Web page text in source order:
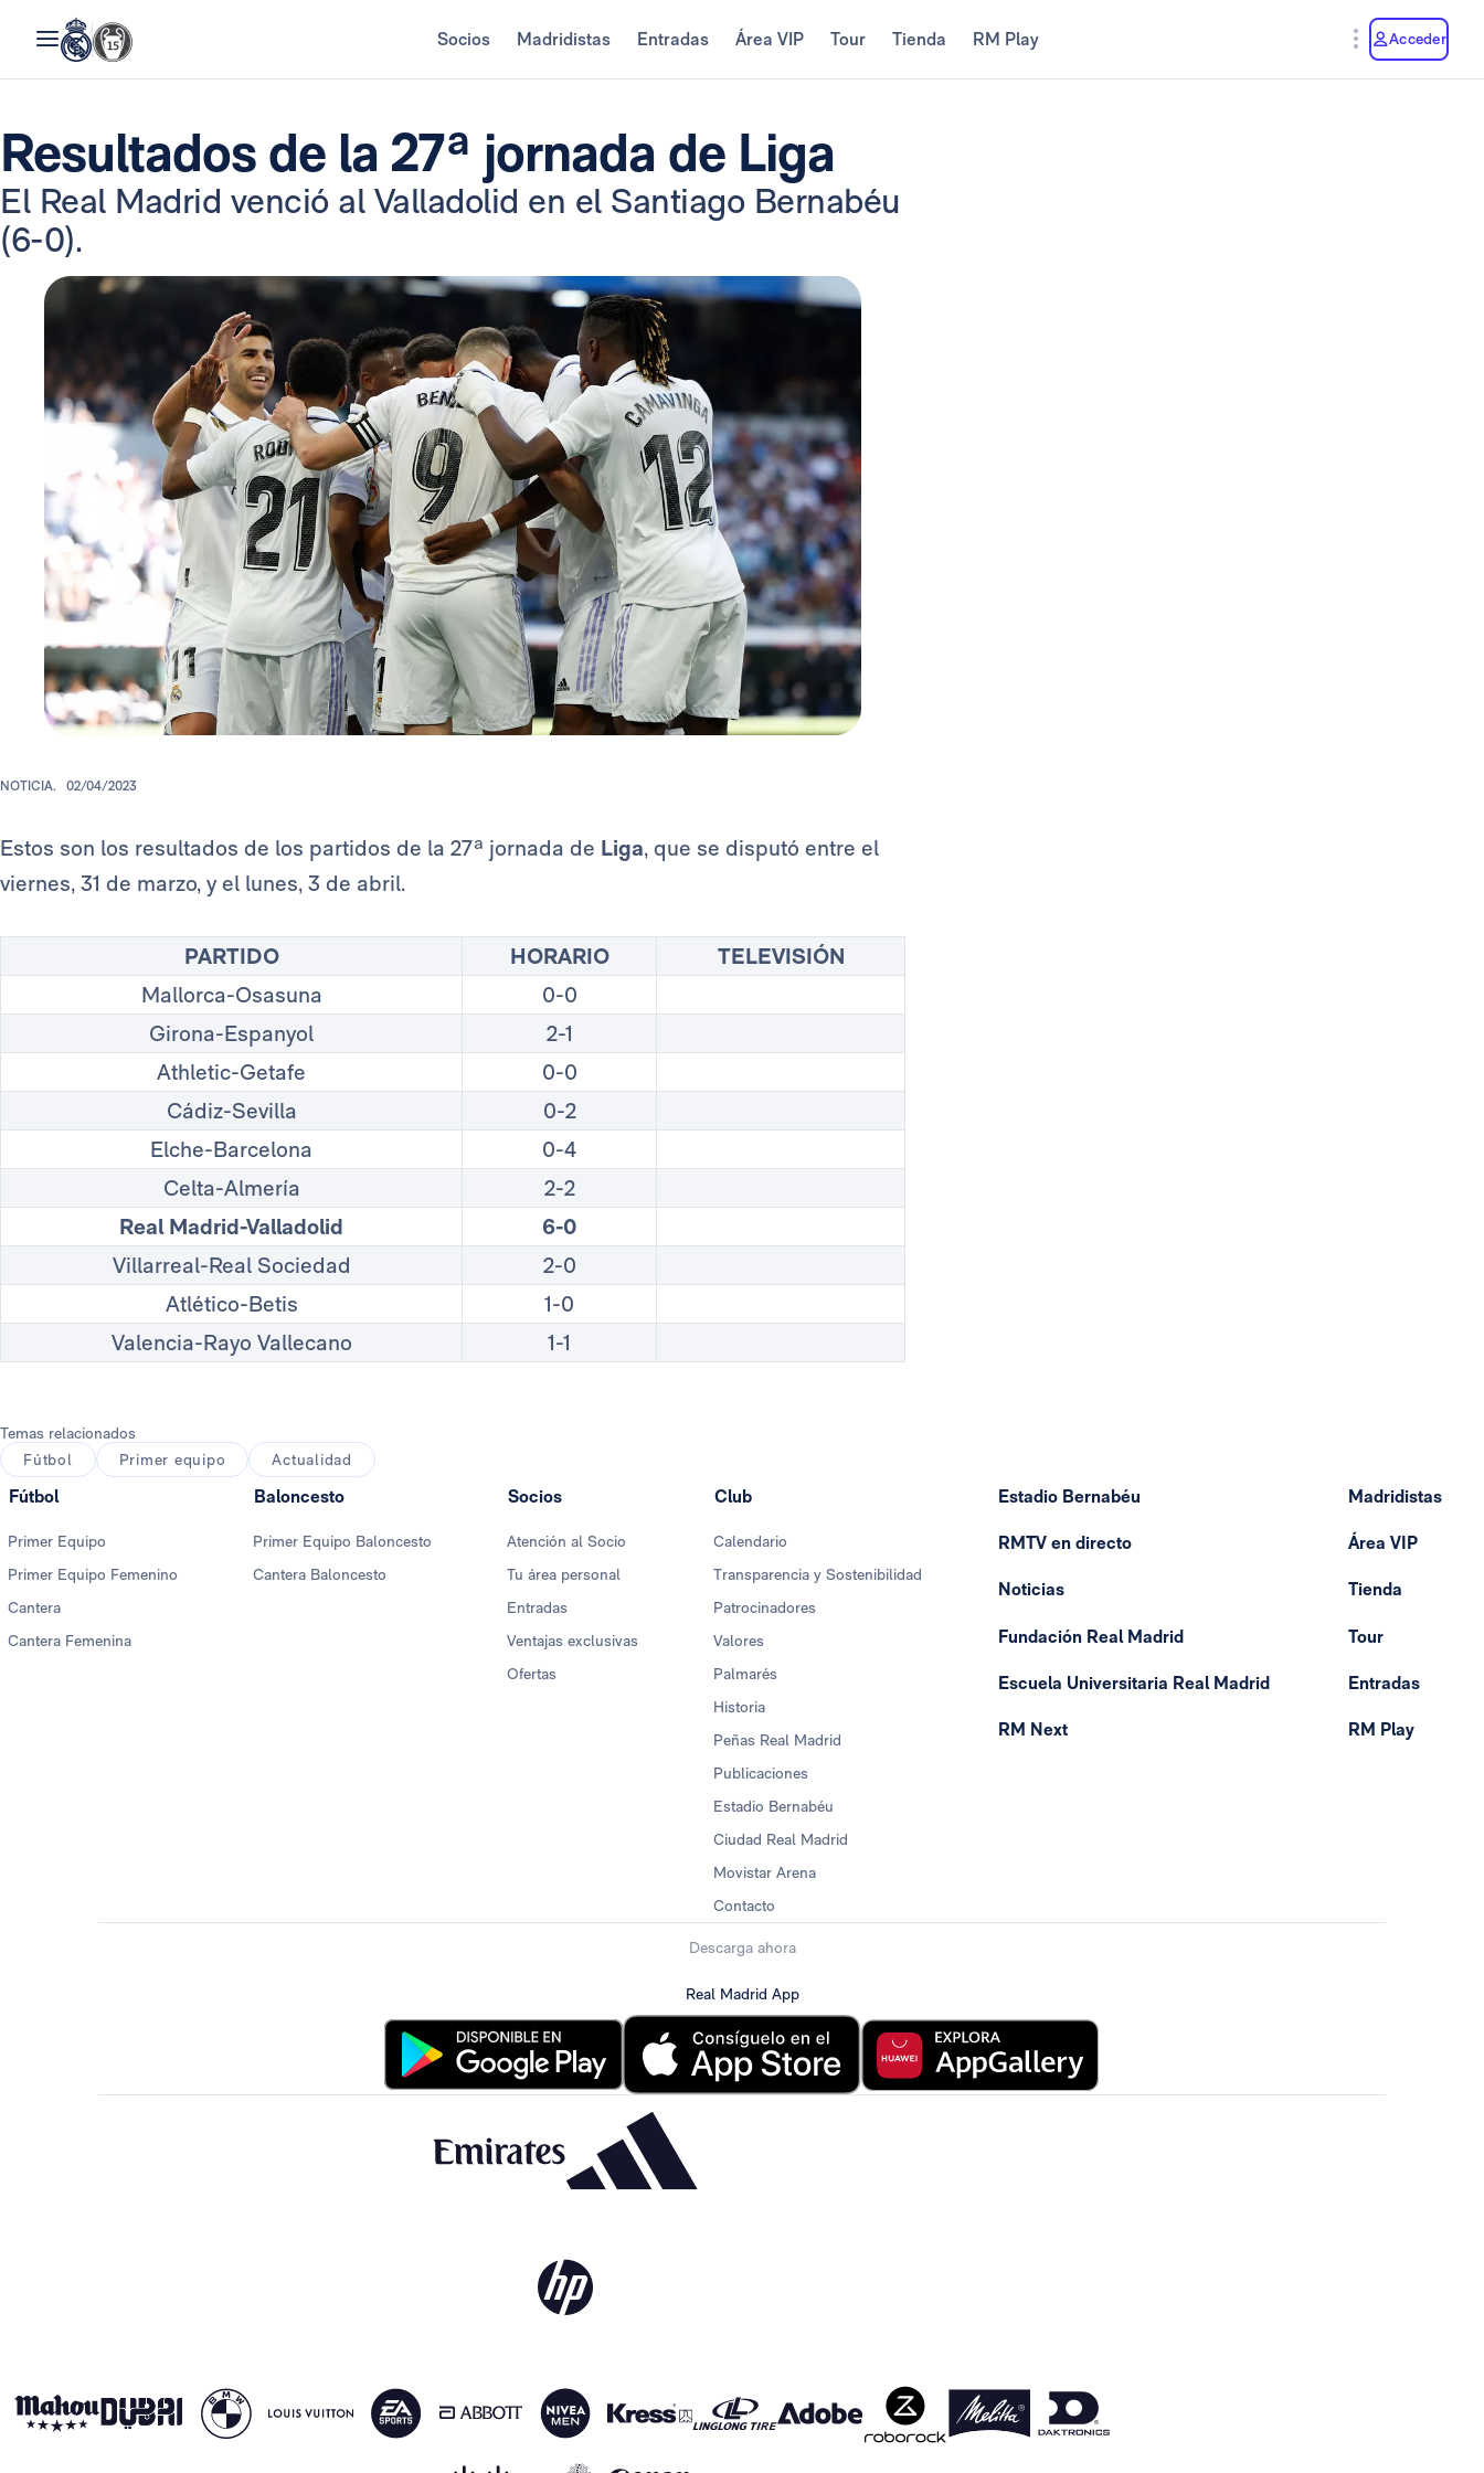
Socios Madridistas Entradas Área VIP Tour Tienda RM Play Acceder
Resultados de la 27ª jornada de Liga
El Real Madrid venció al Valladolid en el Santiago Bernabéu
(6-0).
NOTICIA. 02/04/2023
Estos son los resultados de los partidos de la 27ª jornada de Liga, que se disputó entre el
viernes, 31 de marzo, y el lunes, 3 de abril.
PARTIDO HORARIO
TELEVISIÓN
Mallorca-Osasuna
0-0
Girona-Espanyol
2-1
Athletic-Getafe
0-0
Cádiz-Sevilla
0-2
Elche-Barcelona
0-4
Celta-Almería
2-2
Real Madrid-Valladolid
6-0
Villarreal-Real Sociedad
2-0
Atlético-Betis
1-0
Valencia-Rayo Vallecano
1-1
Temas relacionados
Fútbol
Primer equipo Actualidad
Fútbol
Primer Equipo
Primer Equipo Femenino
Cantera
Cantera Femenina
Baloncesto
Primer Equipo Baloncesto
Cantera Baloncesto
Socios
Atención al Socio
Tu área personal
Entradas
Ventajas exclusivas
Ofertas
Club
Calendario
Transparencia y Sostenibilidad
Patrocinadores
Valores
Palmarés
Historia
Peñas Real Madrid
Publicaciones
Estadio Bernabéu
Ciudad Real Madrid
Movistar Arena
Contacto
Estadio Bernabéu
RMTV en directo
Noticias
Fundación Real Madrid
Escuela Universitaria Real Madrid
RM Next
Madridistas
Área VIP
Tienda
Tour
Entradas
RM Play
Descarga ahora
Real Madrid App